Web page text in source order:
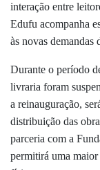
interação entre
Edufu acompanha
às novas demandas
Durante o período
livraria foram
a reinauguração,
distribuição das
parceria com a
permitirá uma